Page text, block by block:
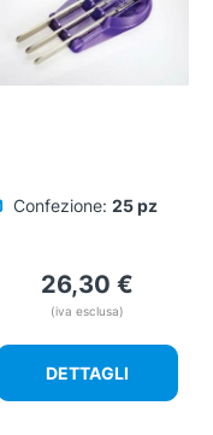
Confezione: 25 pz
26,30 €
(iva esclusa)
DETTAGLI